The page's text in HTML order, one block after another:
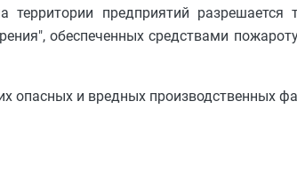
предприятий разрешается
обеспеченных средствами
опасных и вредных производственных